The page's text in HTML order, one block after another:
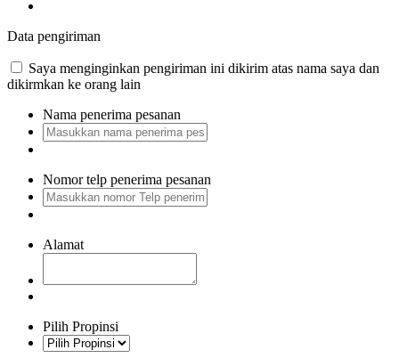
Data pengiriman
Saya menginginkan pengiriman ini dikirim atas nama saya dan
dikirmkan ke orang lain
Nama penerima pesanan
Nomor telp penerima pesanan
Alamat
Pilih Propinsi